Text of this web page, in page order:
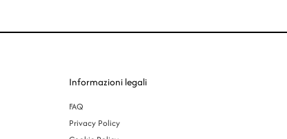
Informazioni legali
FAQ
Privacy Policy